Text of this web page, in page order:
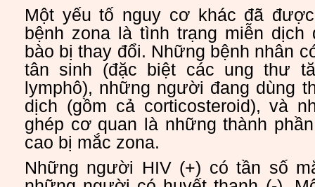
Một yếu tố nguy cơ khác đã
bệnh zona là tình trạng miễn dịch
bào bị thay đổi. Những bệnh nhân
tân sinh (đặc biệt các ung thư
lymphô), những người đang dùng
dịch (gồm cả corticosteroid), và
ghép cơ quan là những thành
cao bị mắc zona.
Những người HIV (+) có tần số